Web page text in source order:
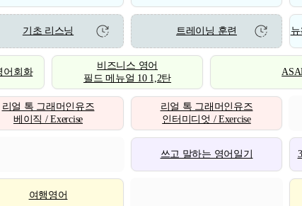
기초 리스닝 트레이닝 훈련
어회화
비즈니스 영어
필드 메뉴얼 10 1,2탄
리얼 톡 그래머인유즈
베이직 / Exercise
리얼 톡 그래머인유즈
인터미디엇 / Exercise
쓰고 말하는 영어일기
여행영어